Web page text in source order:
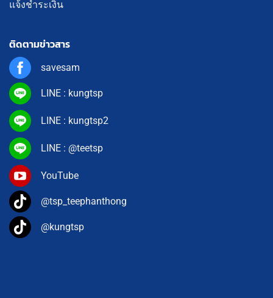
แจ้งชำระเงิน
ติดตามข่าวสาร
savesam
LINE : kungtsp
LINE : kungtsp2
LINE : @teetsp
YouTube
@tsp_teephanthong
@kungtsp